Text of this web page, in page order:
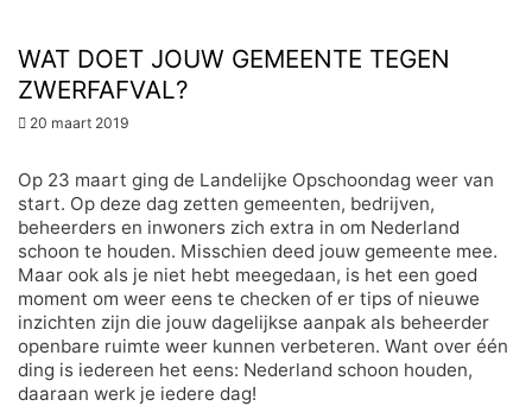
WAT DOET JOUW GEMEENTE TEGEN
ZWERFAFVAL?
20 maart 2019
Op 23 maart ging de Landelijke Opschoondag weer van
start. Op deze dag zetten gemeenten, bedrijven,
beheerders en inwoners zich extra in om Nederland
schoon te houden. Misschien deed jouw gemeente mee.
Maar ook als je niet hebt meegedaan, is het een goed
moment om weer eens te checken of er tips of nieuwe
inzichten zijn die jouw dagelijkse aanpak als beheerder
openbare ruimte weer kunnen verbeteren. Want over één
ding is iedereen het eens: Nederland schoon houden,
daaraan werk je iedere dag!